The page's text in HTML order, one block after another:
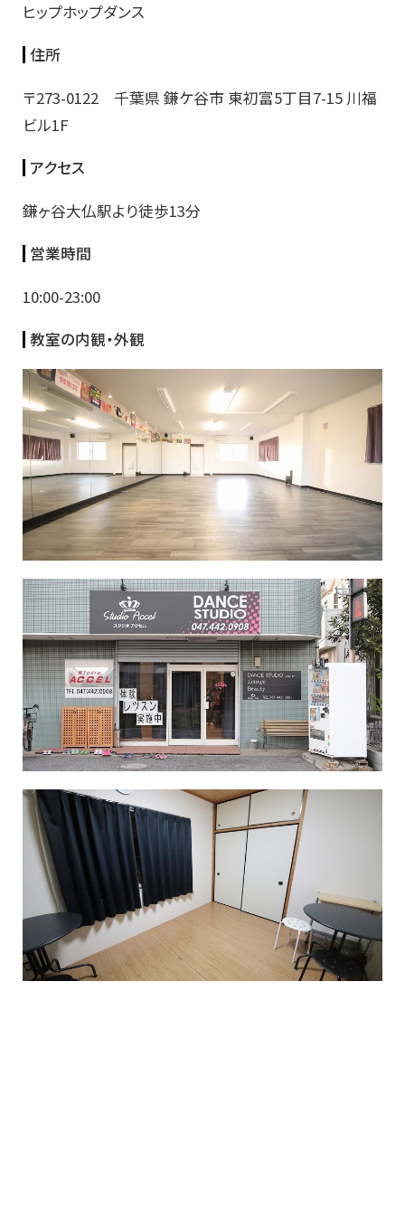
ヒップホップダンス
住所
〒273-0122 千葉県 鎌ケ谷市 東初富5丁目7-15 川福
ビル1F
アクセス
鎌ヶ谷大仏駅より徒歩13分
営業時間
10:00-23:00
教室の内観・外観